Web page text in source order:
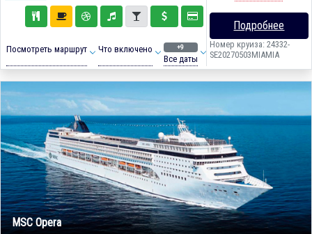
Посмотреть маршрут Что включено +9
Все даты
Подробнее
Номер круиза: 24332-
SE20270503MIAMIA
MSC Opera